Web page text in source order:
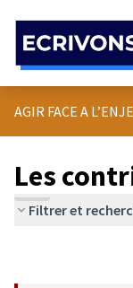
AGIR FACE A
Les
Filtrer et